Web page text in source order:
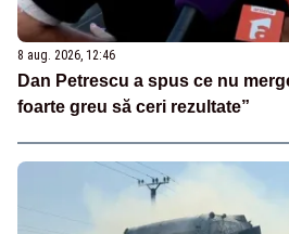
8 aug. 2026, 12:46
Dan Petrescu a spus ce nu
foarte greu să ceri rezultate”